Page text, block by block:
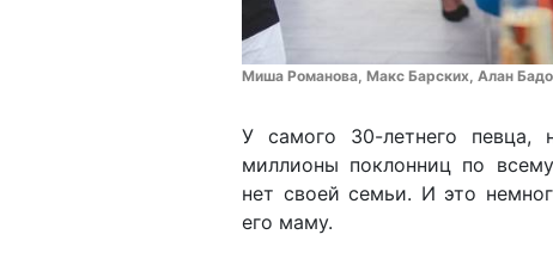
Миша Романова, Макс Барских, Алан
У самого 30-летнего певца,
миллионы поклонниц по
нет своей семьи. И это
его маму.